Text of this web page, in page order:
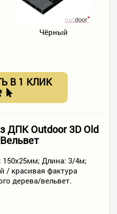
Чёрный
В 1 КЛИК
ДПК Outdoor 3D Old
150х25мм; Длина: 3/4м;
/ красивая фактура
дерева/вельвет.